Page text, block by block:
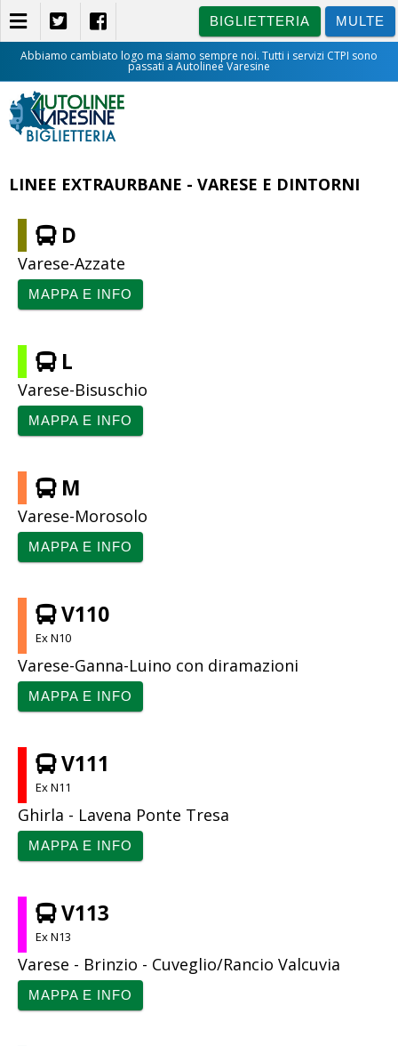
BIGLIETTERIA MULTE
Abbiamo cambiato logo ma siamo sempre noi. Tutti i servizi CTPI sono
passati a Autolinee Varesine
BIGLIETTERIA
LINEE EXTRAURBANE - VARESE E DINTORNI
D
Varese-Azzate
MAPPA E INFO
L
Varese-Bisuschio
MAPPA E INFO
M
Varese-Morosolo
MAPPA E INFO
V110
Ex N10
Varese-Ganna-Luino con diramazioni
MAPPA E INFO
V111
Ex N11
Ghirla - Lavena Ponte Tresa
MAPPA E INFO
V113
Ex N13
Varese - Brinzio - Cuveglio/Rancio Valcuvia
MAPPA E INFO